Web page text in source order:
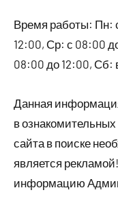
Время работы: Пн:
12:00, Ср: с 08:00
08:00 до 12:00, Сб:
Данная
в
сайта в поиске
является
информацию